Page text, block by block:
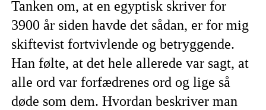
Tanken om, at en egyptisk skriver for
3900 år siden havde det sådan, er for mig
skiftevist fortvivlende og betryggende.
Han følte, at det hele allerede var sagt, at
alle ord var forfædrenes ord og lige så
døde som dem. Hvordan beskriver man